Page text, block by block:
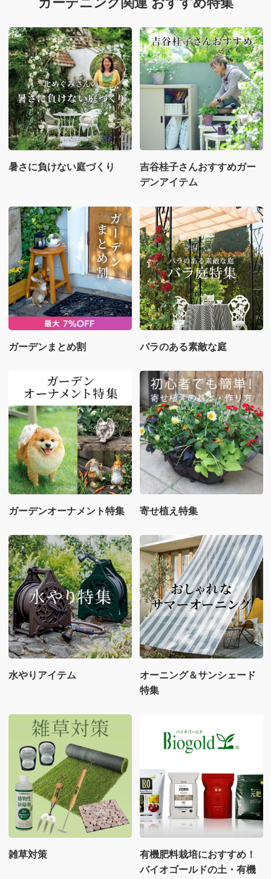
ガーデニング関連 おすすめ特集
暑さに負けない庭づくり
吉谷桂子さんおすすめガー
デンアイテム
ガーデンまとめ割 バラのある素敵な庭
ガーデンオーナメント特集 寄せ植え特集
水やりアイテム
オーニング＆サンシェード
特集
雑草対策
有機肥料栽培におすすめ！
バイオゴールドの土・有機